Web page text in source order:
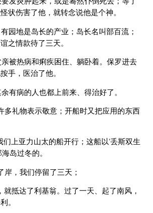
状伤害了他，就转念说他是个神。
园地是岛长的产业；岛长名叫部百流；
之情款待了三天。
被热病和痢疾困住、躺卧着。保罗进去
手，医治了他。
有病的人也都上前来、得治好了。
多礼物表示敬意；开船时又把应用的东西
上亚力山太的船开行；这船以‘丢斯双生
岛过冬的。
岸，我们停留了三天；
就抵达了利基翁。过了一天、起了南风，
。